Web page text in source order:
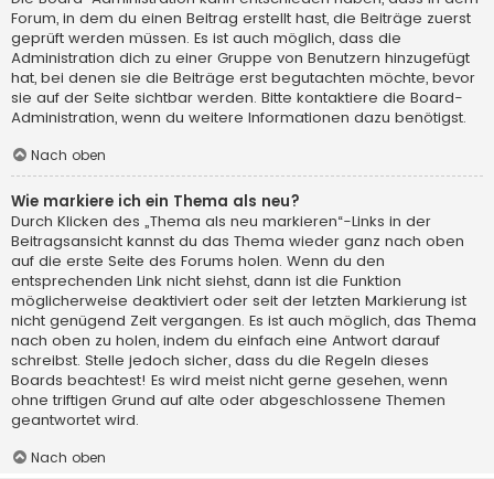
Forum, in dem du einen Beitrag erstellt hast, die Beiträge zuerst
geprüft werden müssen. Es ist auch möglich, dass die
Administration dich zu einer Gruppe von Benutzern hinzugefügt
hat, bei denen sie die Beiträge erst begutachten möchte, bevor
sie auf der Seite sichtbar werden. Bitte kontaktiere die Board-
Administration, wenn du weitere Informationen dazu benötigst.
Nach oben
Wie markiere ich ein Thema als neu?
Durch Klicken des „Thema als neu markieren“-Links in der
Beitragsansicht kannst du das Thema wieder ganz nach oben
auf die erste Seite des Forums holen. Wenn du den
entsprechenden Link nicht siehst, dann ist die Funktion
möglicherweise deaktiviert oder seit der letzten Markierung ist
nicht genügend Zeit vergangen. Es ist auch möglich, das Thema
nach oben zu holen, indem du einfach eine Antwort darauf
schreibst. Stelle jedoch sicher, dass du die Regeln dieses
Boards beachtest! Es wird meist nicht gerne gesehen, wenn
ohne triftigen Grund auf alte oder abgeschlossene Themen
geantwortet wird.
Nach oben